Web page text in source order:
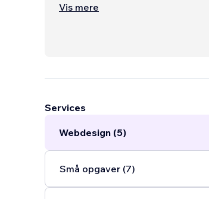
Vis mere
Services
Webdesign (5)
Små opgaver (7)